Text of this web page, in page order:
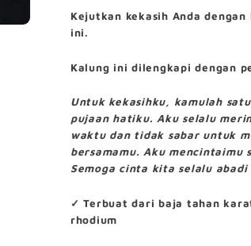
Kejutkan kekasih Anda
ini.
Kalung ini dilengkapi dengan
Untuk kekasihku, kamulah
pujaan hatiku. Aku selalu
waktu dan tidak sabar untuk
bersamamu. Aku mencintaimu
Semoga cinta kita selalu abadi
✓ Terbuat dari baja tahan
rhodium